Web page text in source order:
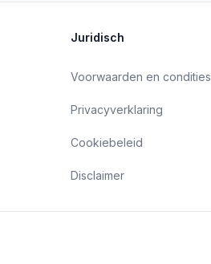
Juridisch
Voorwaarden en condities
Privacyverklaring
Cookiebeleid
Disclaimer